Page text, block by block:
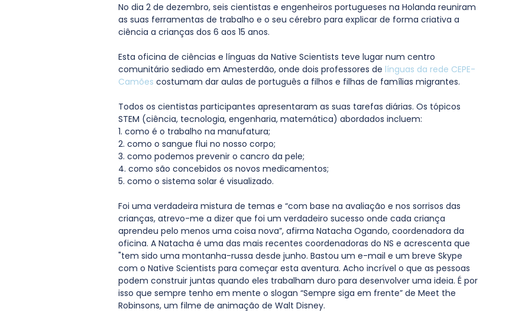
No dia 2 de dezembro, seis cientistas e engenheiros portugueses na Holanda reuniram
as suas ferramentas de trabalho e o seu cérebro para explicar de forma criativa a
ciência a crianças dos 6 aos 15 anos.
Esta oficina de ciências e línguas da Native Scientists teve lugar num centro
comunitário sediado em Amesterdão, onde dois professores de línguas da rede CEPE-
Camões costumam dar aulas de português a filhos e filhas de famílias migrantes.
Todos os cientistas participantes apresentaram as suas tarefas diárias. Os tópicos
STEM (ciência, tecnologia, engenharia, matemática) abordados incluem:
1. como é o trabalho na manufatura;
2. como o sangue flui no nosso corpo;
3. como podemos prevenir o cancro da pele;
4. como são concebidos os novos medicamentos;
5. como o sistema solar é visualizado.
Foi uma verdadeira mistura de temas e “com base na avaliação e nos sorrisos das
crianças, atrevo-me a dizer que foi um verdadeiro sucesso onde cada criança
aprendeu pelo menos uma coisa nova”, afirma Natacha Ogando, coordenadora da
oficina. A Natacha é uma das mais recentes coordenadoras do NS e acrescenta que
"tem sido uma montanha-russa desde junho. Bastou um e-mail e um breve Skype
com o Native Scientists para começar esta aventura. Acho incrível o que as pessoas
podem construir juntas quando eles trabalham duro para desenvolver uma ideia. É por
isso que sempre tenho em mente o slogan “Sempre siga em frente” de Meet the
Robinsons, um filme de animação de Walt Disney.